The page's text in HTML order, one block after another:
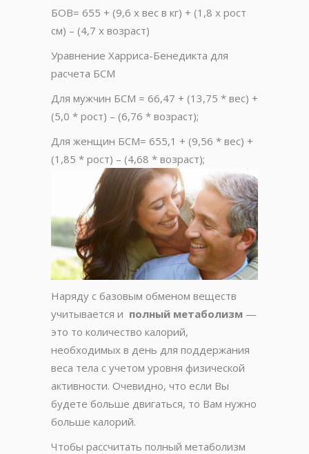
БОВ= 655 + (9,6 х вес в кг) + (1,8 х рост
см) – (4,7 х возраст)
Уравнение Харриса-Бенедикта для
расчета БСМ
Для мужчин БСМ = 66,47 + (13,75 * вес) +
(5,0 * рост) – (6,76 * возраст);
Для женщин БСМ= 655,1 + (9,56 * вес) +
(1,85 * рост) – (4,68 * возраст);
Наряду с базовым обменом веществ
учитывается и полный метаболизм —
это то количество калорий,
необходимых в день для поддержания
веса тела с учетом уровня физической
активности. Очевидно, что если Вы
будете больше двигаться, то Вам нужно
больше калорий.
Чтобы рассчитать полный метаболизм